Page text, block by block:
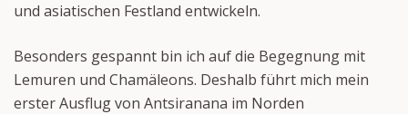
und asiatischen Festland entwickeln.
Besonders gespannt bin ich auf die Begegnung mit
Lemuren und Chamäleons. Deshalb führt mich mein
erster Ausflug von Antsiranana im Norden